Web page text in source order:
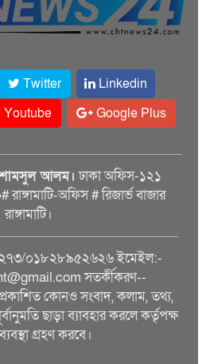
Twitter
Linkedin
Youtube Google Plus
আলম। ঢাকা অফিস-১২১
অফিস # রিজার্ভ বাজার
রাঙ্গামাটি।
০১৮২৮৯৫২৬২৬ ইমেইল:-
সতর্কীকরণ--
কোনও সংবাদ, কলাম, তথ্য,
ছাড়া ব্যাবহার করলে কর্তৃপক্ষ
গ্রহণ করবে।